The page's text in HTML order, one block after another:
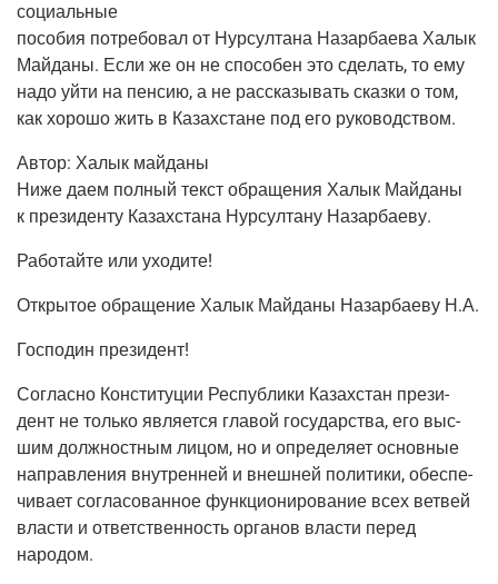
соци­аль­ные
посо­бия потре­бо­вал от Нур­сул­та­на Назар­ба­е­ва Халык
Май­да­ны. Если же он не спо­со­бен это сде­лать, то ему
надо уйти на пен­сию, а не рас­ска­зы­вать сказ­ки о том,
как хоро­шо жить в Казах­стане под его руководством.
Автор: Халык май­да­ны
Ниже даем пол­ный текст обра­ще­ния Халык Май­да­ны
к пре­зи­ден­ту Казах­ста­на Нур­сул­та­ну Назарбаеву.
Рабо­тай­те или уходите!
Откры­тое обра­ще­ние Халык Май­да­ны Назар­ба­е­ву Н.А.
Гос­по­дин президент!
Соглас­но Кон­сти­ту­ции Рес­пуб­ли­ки Казах­стан пре­зи­
дент не толь­ко явля­ет­ся гла­вой госу­дар­ства, его выс­
шим долж­ност­ным лицом, но и опре­де­ля­ет основ­ные
направ­ле­ния внут­рен­ней и внеш­ней поли­ти­ки, обес­пе­
чи­ва­ет согла­со­ван­ное функ­ци­о­ни­ро­ва­ние всех вет­вей
вла­сти и ответ­ствен­ность орга­нов вла­сти перед
народом.